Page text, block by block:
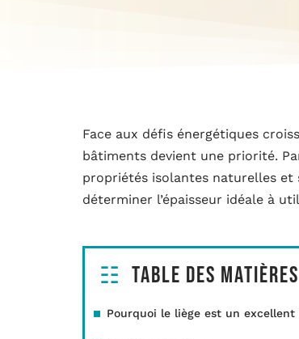
Face aux défis énergétiques
bâtiments devient une priorité.
propriétés isolantes naturelles et
déterminer l’épaisseur idéale à
Table des matières
Pourquoi le liège est un excellent